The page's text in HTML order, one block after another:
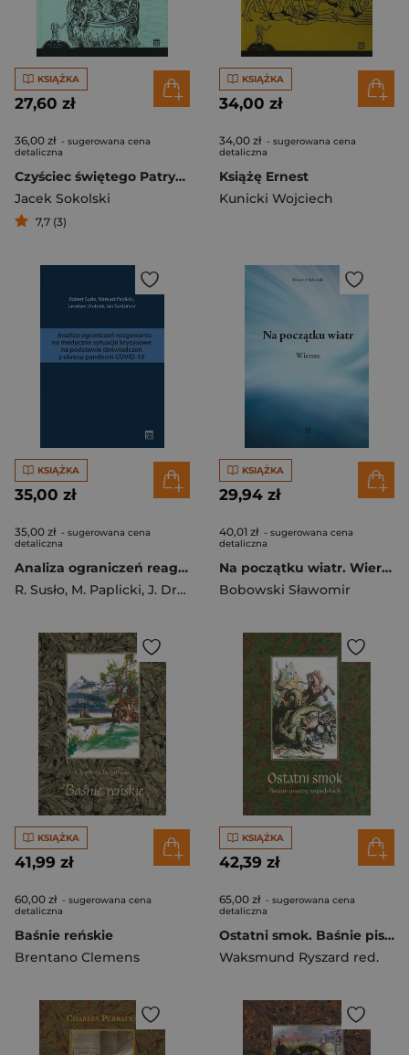
KSIĄŻKA
27,60 zł
36,00 zł - sugerowana cena
detaliczna
Czyściec świętego Patryka
Jacek Sokolski
7,7 (3)
KSIĄŻKA
34,00 zł
34,00 zł - sugerowana cena
detaliczna
Książę Ernest
Kunicki Wojciech
KSIĄŻKA
35,00 zł
35,00 zł - sugerowana cena
detaliczna
Analiza ograniczeń reagowania na medyczne sytuacje kryzysowe na podstawie doświadczeń z okresu pandemii COVID-19
R. Susło, M. Paplicki, J. Drobnik ,J. Godziński
KSIĄŻKA
29,94 zł
40,01 zł - sugerowana cena
detaliczna
Na początku wiatr. Wiersze
Bobowski Sławomir
KSIĄŻKA
41,99 zł
60,00 zł - sugerowana cena
detaliczna
Baśnie reńskie
Brentano Clemens
KSIĄŻKA
42,39 zł
65,00 zł - sugerowana cena
detaliczna
Ostatni smok. Baśnie pisarzy angielskich
Waksmund Ryszard red.